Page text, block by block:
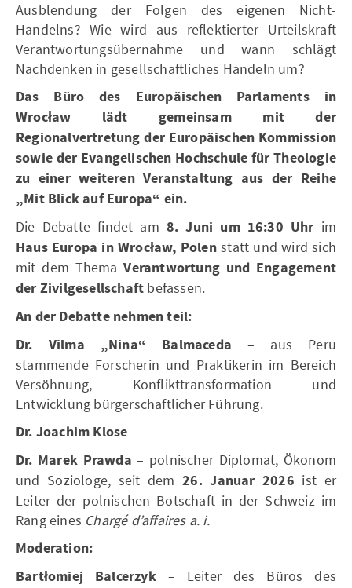
Ausblendung der Folgen des eigenen Nicht-
Handelns? Wie wird aus reflektierter Urteilskraft
Verantwortungsübernahme und wann schlägt
Nachdenken in gesellschaftliches Handeln um?
Das Büro des Europäischen Parlaments in
Wrocław lädt gemeinsam mit der
Regionalvertretung der Europäischen Kommission
sowie der Evangelischen Hochschule für Theologie
zu einer weiteren Veranstaltung aus der Reihe
„Mit Blick auf Europa“ ein.
Die Debatte findet am 8. Juni um 16:30 Uhr im
Haus Europa in Wrocław, Polenstatt und wird sich
mit dem ThemaVerantwortung und Engagement
der Zivilgesellschaft befassen.
An der Debatte nehmen teil:
Dr. Vilma „Nina“ Balmaceda – aus Peru
stammende Forscherin und Praktikerin im Bereich
Versöhnung, Konflikttransformation und
Entwicklung bürgerschaftlicher Führung.
Dr. Joachim Klose
Dr. Marek Prawda – polnischer Diplomat, Ökonom
und Soziologe, seit dem26. Januar 2026 ist er
Leiter der polnischen Botschaft in der Schweiz im
Rang eines Chargé d’affaires a. i.
Moderation:
Bartłomiej Balcerzyk– Leiter des Büros des